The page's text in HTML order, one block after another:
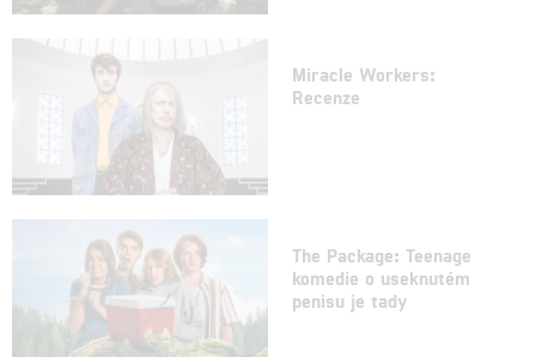
Miracle Workers:
Recenze
The Package: Teenage
komedie o useknutém
penisu je tady